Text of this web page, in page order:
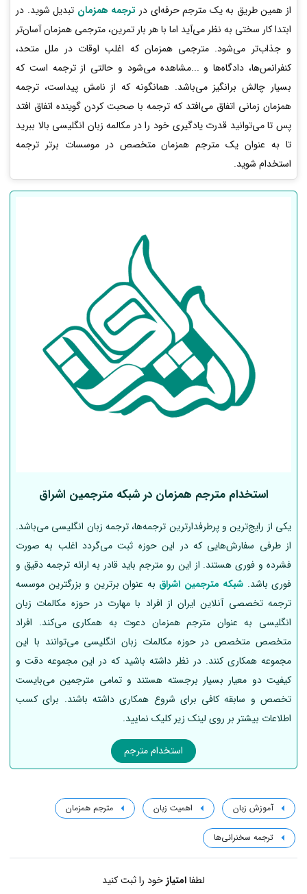
از همین طریق به یک مترجم حرفه‌ای در ترجمه همزمان تبدیل شوید. در
ابتدا کار سختی به نظر می‌آید اما با هر بار تمرین، مترجمی همزمان آسان‌تر
و جذاب‌تر می‌شود. مترجمی همزمان که اغلب اوقات در ملل متحد،
کنفرانس‌ها، دادگاه‌ها و ...مشاهده می‌شود و حالتی از ترجمه است که
بسیار چالش برانگیز می‌باشد. همانگونه که از نامش پیداست، ترجمه
همزمان زمانی اتفاق می‌افتد که ترجمه با صحبت کردن گوینده اتفاق افتد
پس تا می‌توانید قدرت یادگیری خود را در مکالمه زبان انگلیسی بالا ببرید
تا به عنوان یک مترجم همزمان متخصص در موسسات برتر ترجمه
استخدام شوید.
استخدام مترجم همزمان در شبکه مترجمین اشراق
یکی از رایج‌ترین و پرطرفدارترین ترجمه‌ها، ترجمه زبان انگلیسی می‌باشد.
از طرفی سفارش‌هایی که در این حوزه ثبت می‌گردد اغلب به صورت
فشرده و فوری هستند. از این رو مترجم باید قادر به ارائه ترجمه دقیق و
فوری باشد. شبکه مترجمین اشراق به عنوان برترین و بزرگترین موسسه
ترجمه تخصصی آنلاین ایران از افراد با مهارت در حوزه مکالمات زبان
انگلیسی به عنوان مترجم همزمان دعوت به همکاری می‌کند. افراد
متخصص متخصص در حوزه مکالمات زبان انگلیسی می‌توانند با این
مجموعه همکاری کنند. در نظر داشته باشید که در این مجموعه دقت و
کیفیت دو معیار بسیار برجسته هستند و تمامی مترجمین می‌بایست
تخصص و سابقه کافی برای شروع همکاری داشته باشند. برای کسب
اطلاعات بیشتر بر روی لینک زیر کلیک نمایید.
استخدام مترجم
آموزش زبان اهمیت زبان مترجم همزمان
ترجمه سخنرانی‌ها
لطفاامتیاز خود را ثبت کنید